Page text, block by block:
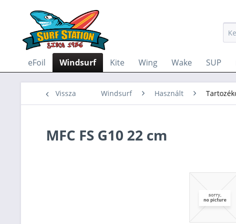
eFoil Windsurf Kite Wing Wake SUP
Vissza Windsurf Használt
MFC FS G10 22 cm